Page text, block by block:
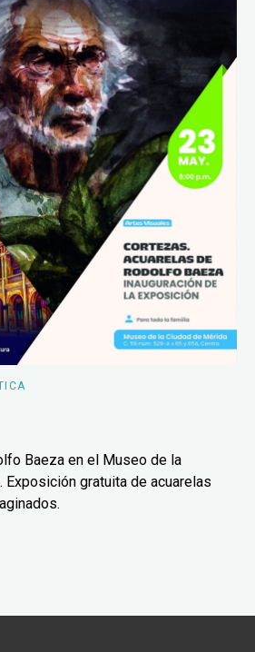
Baeza en el Museo de la
Exposición gratuita de acuarelas